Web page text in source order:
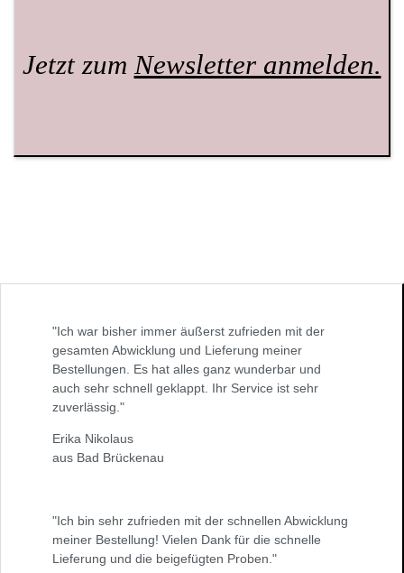
Jetzt zumNewsletter anmelden.
"Ich war bisher immer äußerst zufrieden mit der
gesamten Abwicklung und Lieferung meiner
Bestellungen. Es hat alles ganz wunderbar und
auch sehr schnell geklappt. Ihr Service ist sehr
zuverlässig."
Erika Nikolaus
aus Bad Brückenau
"Ich bin sehr zufrieden mit der schnellen Abwicklung
meiner Bestellung! Vielen Dank für die schnelle
Lieferung und die beigefügten Proben."